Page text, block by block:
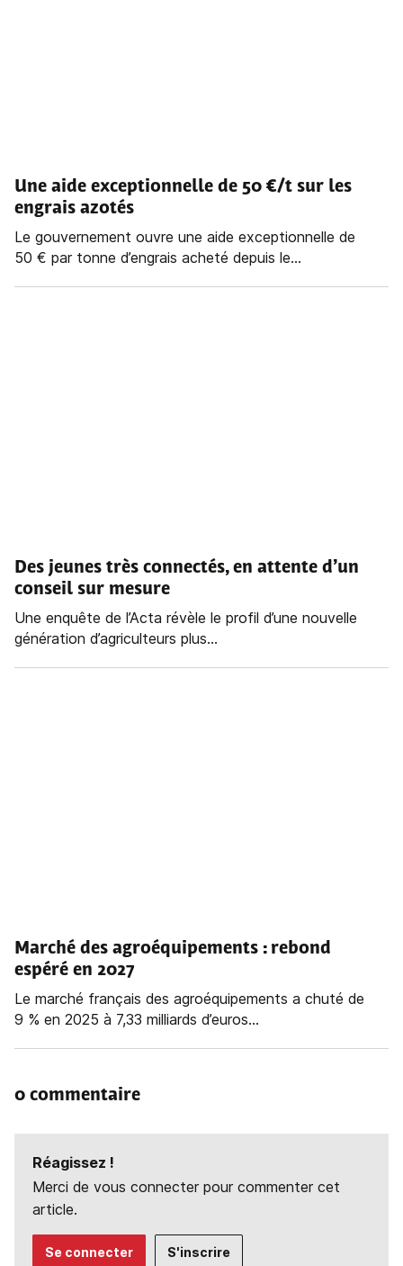
Une aide exceptionnelle de 50 €/t sur les
engrais azotés
Le gouvernement ouvre une aide exceptionnelle de
50 € par tonne d’engrais acheté depuis le...
Des jeunes très connectés, en attente d’un
conseil sur mesure
Une enquête de l’Acta révèle le profil d’une nouvelle
génération d’agriculteurs plus...
Marché des agroéquipements : rebond
espéré en 2027
Le marché français des agroéquipements a chuté de
9 % en 2025 à 7,33 milliards d’euros...
0 commentaire
Réagissez !
Merci de vous connecter pour commenter cet
article.
Se connecter S'inscrire